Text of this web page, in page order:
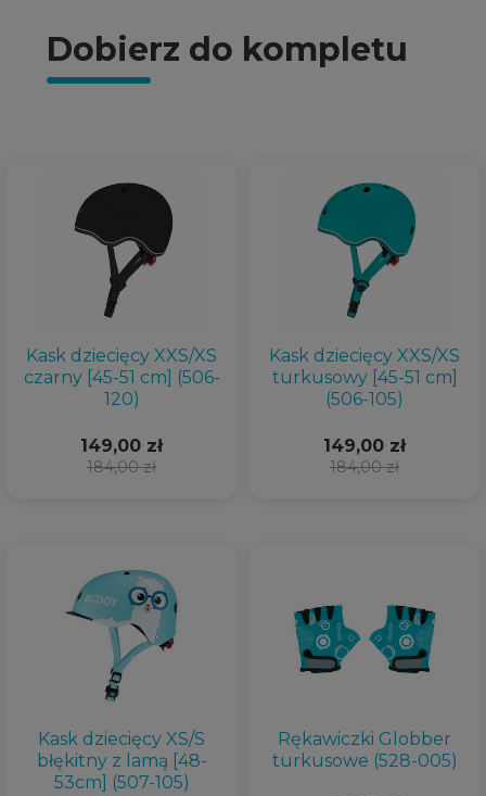
Dobierz do kompletu
Kask dziecięcy XXS/XS
czarny [45-51 cm] (506-
120)
184,00 zł
149,00 zł
Kask dziecięcy XXS/XS
turkusowy [45-51 cm]
(506-105)
184,00 zł
149,00 zł
Kask dziecięcy XS/S
błękitny z lamą [48-
53cm] (507-105)
Rękawiczki Globber
turkusowe (528-005)